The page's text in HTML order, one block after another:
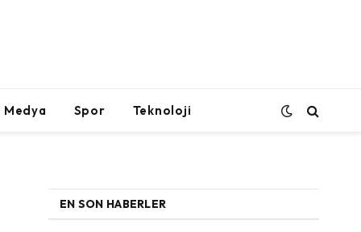
Medya Spor Teknoloji
EN SON HABERLER